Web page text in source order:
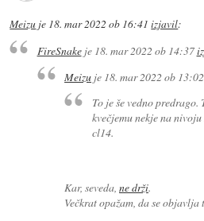
Meizu je 18. mar 2022 ob 16:41 izjavil:
FireSnakeje 18. mar 2022 ob 14:37
Meizu je 18. mar 2022 ob 13:02
To je še vedno predrago.
kvečjemu nekje na
cl14.
Kar, seveda,ne drži.
Večkrat opažam, da se objavlja